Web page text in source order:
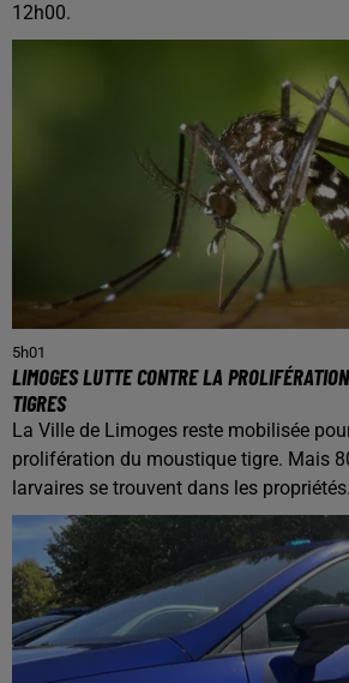
12h00.
5h01
LIMOGES LUTTE CONTRE LA
TIGRES
La Ville de Limoges reste mobilisée
prolifération du moustique tigre. Mais
larvaires se trouvent dans les